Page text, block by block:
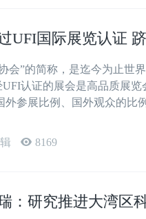
UFI国际展览认证
会”的简称，是迄今为止世
UFI认证的展会是高品质展
外参展比例、国外观众的比
8169
：研究推进大湾区